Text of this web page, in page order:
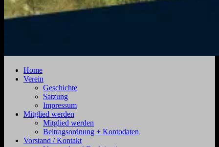
Zehdenick
Jahnstraße
Zehdenick
Home
Verein
Geschichte
Satzung
Impressum
Mitglied werden
Mitglied werden
Beitragsordnung + Kontodaten
Vorstand / Kontakt